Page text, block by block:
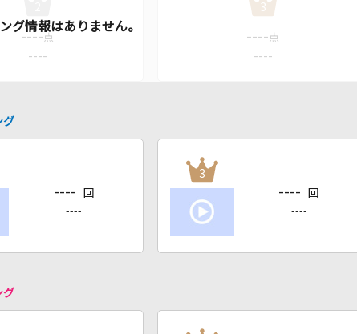
---- 点
----
3
---- 点
----
グ
---- 回
----
3
---- 回
----
グ